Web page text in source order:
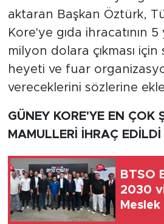
aktaran Başkan Öztürk,
Kore'ye gıda ihracatının 5
milyon dolara çıkması
heyeti ve fuar
vereceklerini sözlerine
GÜNEY KORE'YE EN ÇOK
MAMULLERİ İHRAÇ EDİLDİ
BTSO
2030